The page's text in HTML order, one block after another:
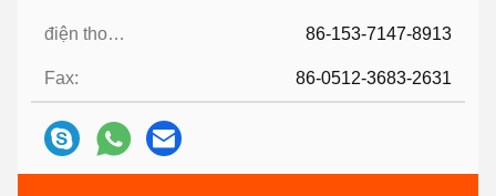
điện thoại: 86-153-7147-8913
Fax: 86-0512-3683-2631